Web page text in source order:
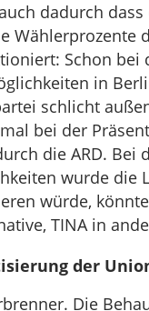
dadurch
Wählerprozente
Schon
in
schlicht
bei der
die ARD. Bei
wurde die
würde,
TINA in
der
Die